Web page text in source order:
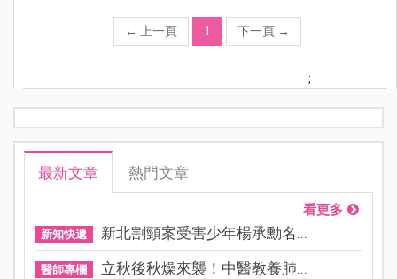
← 上一頁 1 下一頁 →
;
最新文章 熱門文章
看更多
新知快遞 新北割頸案受害少年楊承勳名...
醫師專欄 立秋後秋燥來襲！中醫教養肺...